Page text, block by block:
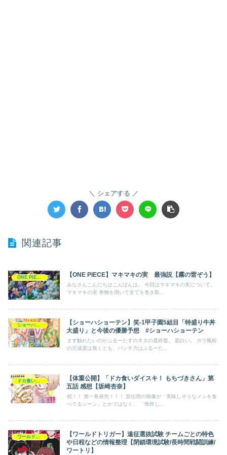
シェアする
関連記事
ONE PIECE 【ONE PIECE】マキマキの実 最強説【霧の雷ぞう】
みなさんこんにちはこんばんは。 今回はマキマキの実について。
マキマキの実 巻物を用いて全てを巻き取...
ショーハショーテン
【ショーハショーテン】笑-1甲子園5組目「特盛り牛丼
大盛り」と今後の優勝予想 #ショーハショーテン
まず触れたいのがぶるーたすのネタの最終盤。 面白い。 ガラ靴程
の完成度は無くとも、パンチ力はぶるーた...
【体重公開】「ドカ食いダイスキ！ もちづきさん」第
五話 感想【坂崎杏奈】
祝！！ 第一巻発売！！！ 宣伝用の画像が「美味しそうなメシを食
べてるシーン」とかではなく、 「憔悴し...
【ワールドトリガー】遠征選抜試験 チームごとの特色
や日程などの情報整理【閉鎖環境試験/長時間戦闘訓練/
ワートリ】